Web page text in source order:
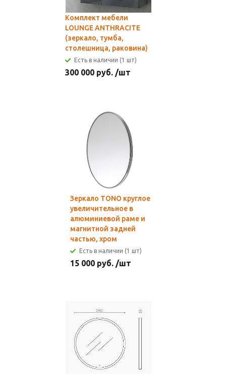
Комплект мебели
LOUNGE ANTHRACITE
(зеркало, тумба,
столешница, раковина)
Есть в наличии (1 шт)
300 000 руб. /шт
Зеркало TONO круглое
увеличительное в
алюминиевой раме и
магнитной задней
частью, хром
Есть в наличии (1 шт)
15 000 руб. /шт